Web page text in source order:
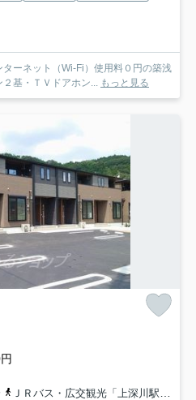
ーネット（Wi-Fi）使用料０円の築浅
基・ＴＶドアホン...
もっと見る
ＪＲバス・広交観光「上深川駅前バス停」バス停下車 徒歩6分